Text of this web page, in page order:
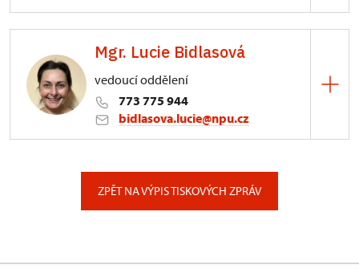
3/, Sychrov 3
Mgr. Lucie Bidlasová
vedoucí oddělení
773 775 944
bidlasova.lucie@npu.cz
ZPĚT NA VÝPIS TISKOVÝCH ZPRÁV